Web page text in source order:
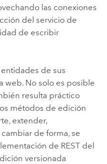
las conexiones
del servicio de
de escribir
entidades de sus
web. No solo es posible
resulta práctico
métodos de edición
extender,
de forma, se
de REST del
versionada